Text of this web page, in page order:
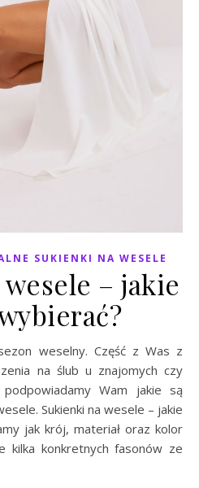
SUKIENKI NA WESELE
– jakie
na ślub u znajomych czy
Wam jakie są
Sukienki na wesele – jakie
jak krój, materiał oraz kolor
kilka konkretnych fasonów ze